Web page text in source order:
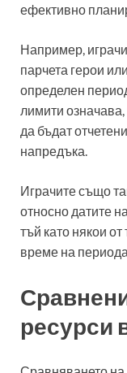
ефективно
Например,
парчета герои
определен
лимити
да бъдат
напредъка.
Играчите също
относно датите
тъй като някои
време на
ресурси